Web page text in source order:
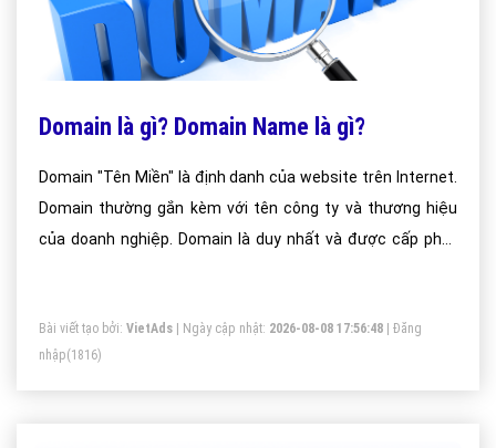
Domain là gì? Domain Name là gì?
Domain "Tên Miền" là định danh của website trên Internet.
Domain thường gắn kèm với tên công ty và thương hiệu
của doanh nghiệp. Domain là duy nhất và được cấp phát
Bài viết tạo bởi: VietAds | Ngày cập nhật: 2026-08-08 17:56:48
Đăng
nhập(1816)